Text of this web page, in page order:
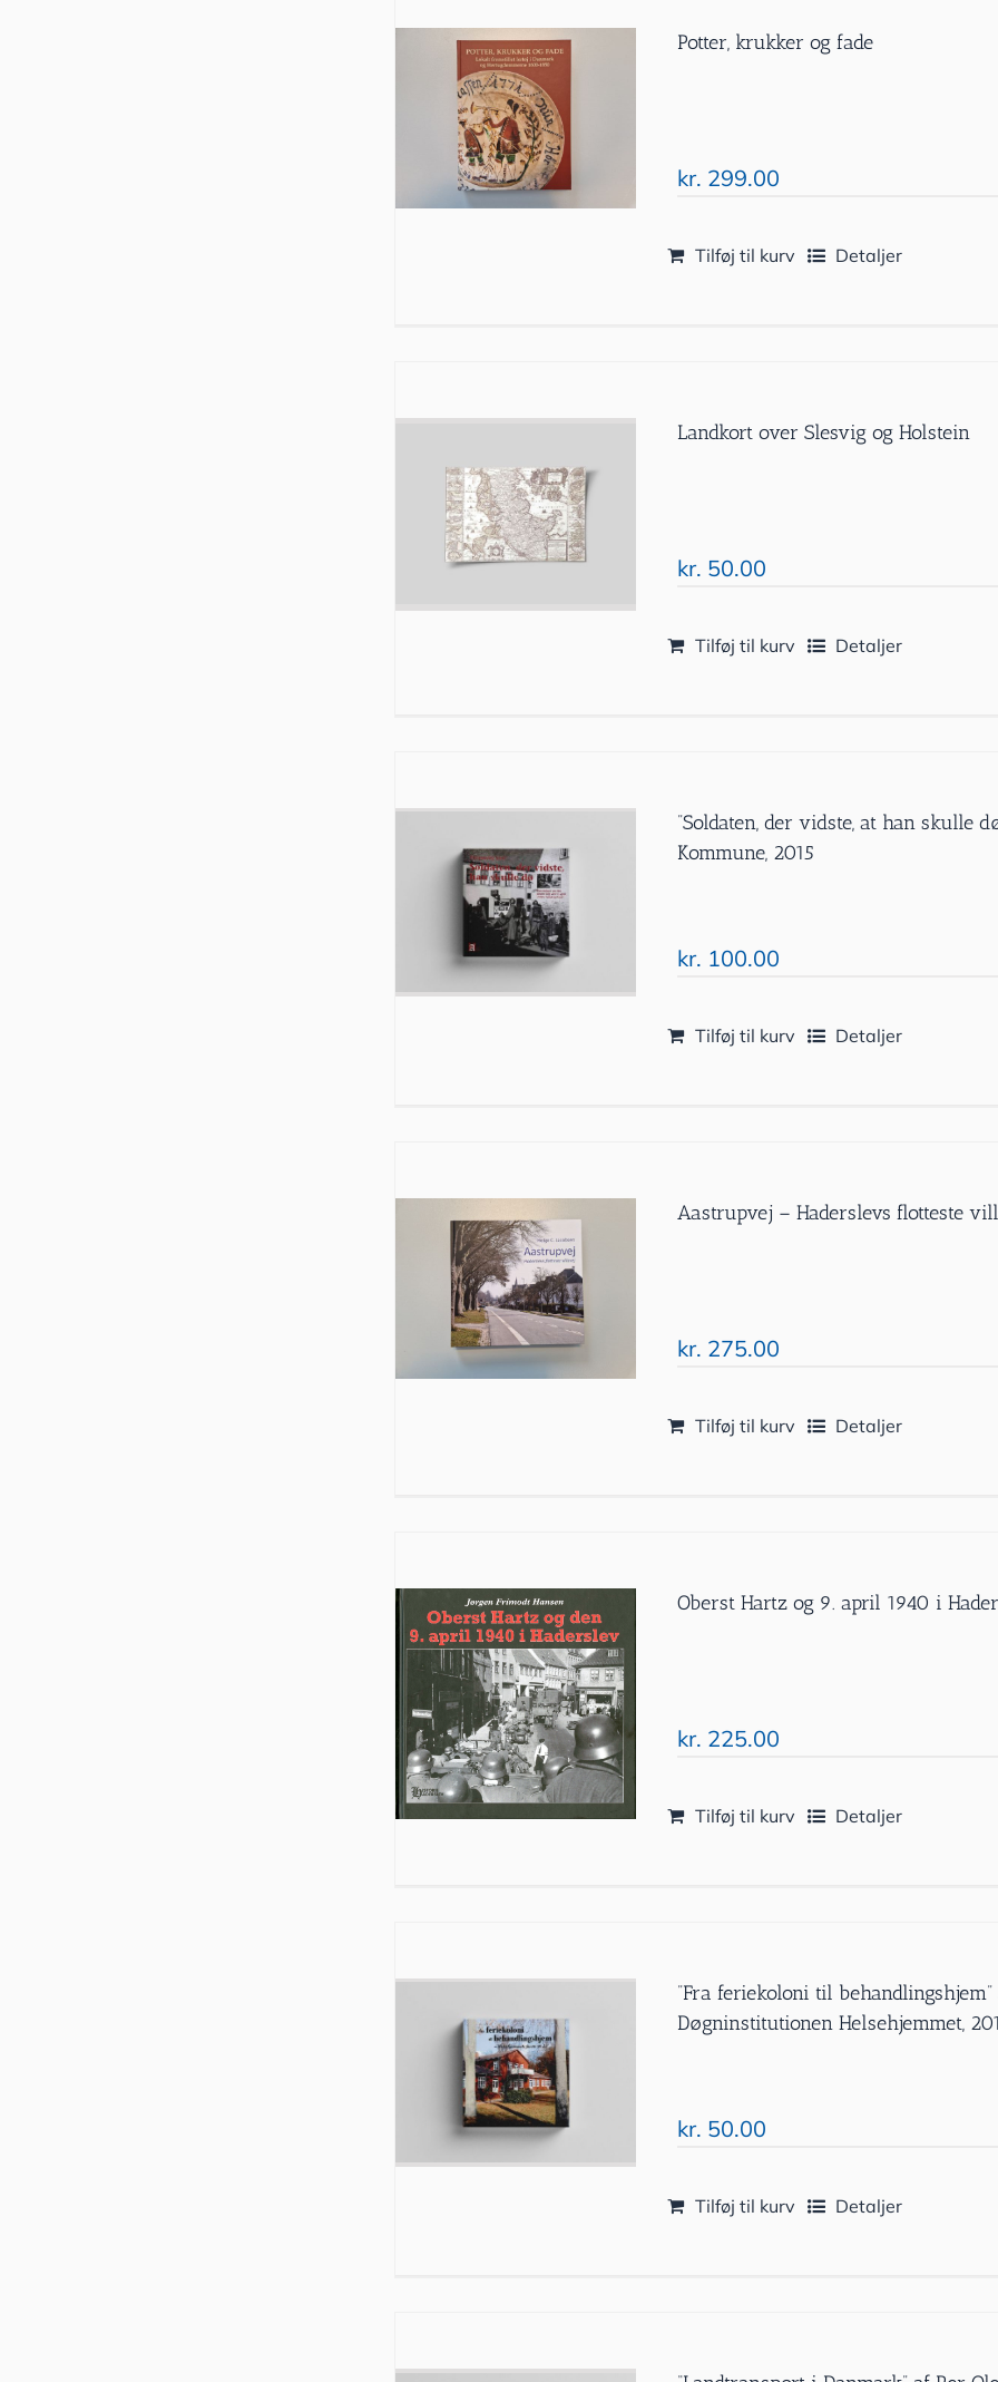
Potter, krukker og fade
kr. 299.00
Tilføj til kurv Detaljer
Landkort over Slesvig og Holstein
kr. 50.00
Tilføj til kurv Detaljer
”Soldaten, der vidste, at han skulle
Kommune, 2015
kr. 100.00
Tilføj til kurv Detaljer
Aastrupvej – Haderslevs flotteste
kr. 275.00
Tilføj til kurv Detaljer
Oberst Hartz og 9. april 1940 i
kr. 225.00
Tilføj til kurv Detaljer
”Fra feriekoloni til
Døgninstitutionen Helsehjemmet,
kr. 50.00
Tilføj til kurv Detaljer